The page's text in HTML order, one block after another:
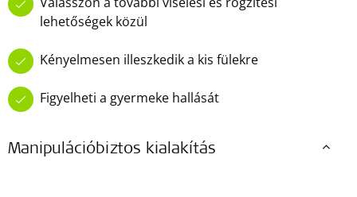
lehetőségek közül
Kényelmesen illeszkedik a kis fülekre
Figyelheti a gyermeke hallását
Manipulációbiztos kialakítás